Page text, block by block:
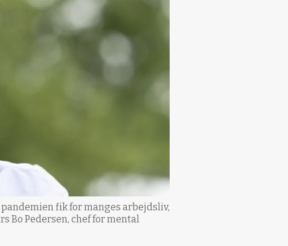
fik for manges arbejdsliv,
Pedersen, chef for mental